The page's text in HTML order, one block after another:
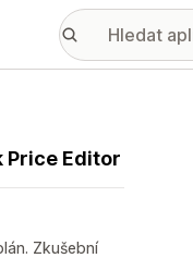
Price Editor
Zkušební